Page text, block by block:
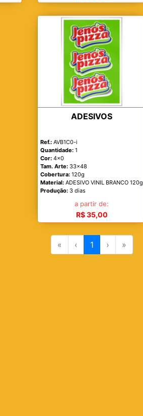
ADESIVOS
Ref.: AVB1C0-i
Quantidade: 1
Cor: 4x0
Tam. Arte: 33x48
Cobertura: 120g
Material: ADESIVO VINIL BRANCO 120g
Produção: 3 dias
a partir de:
R$ 35,00
« ‹ 1 › »